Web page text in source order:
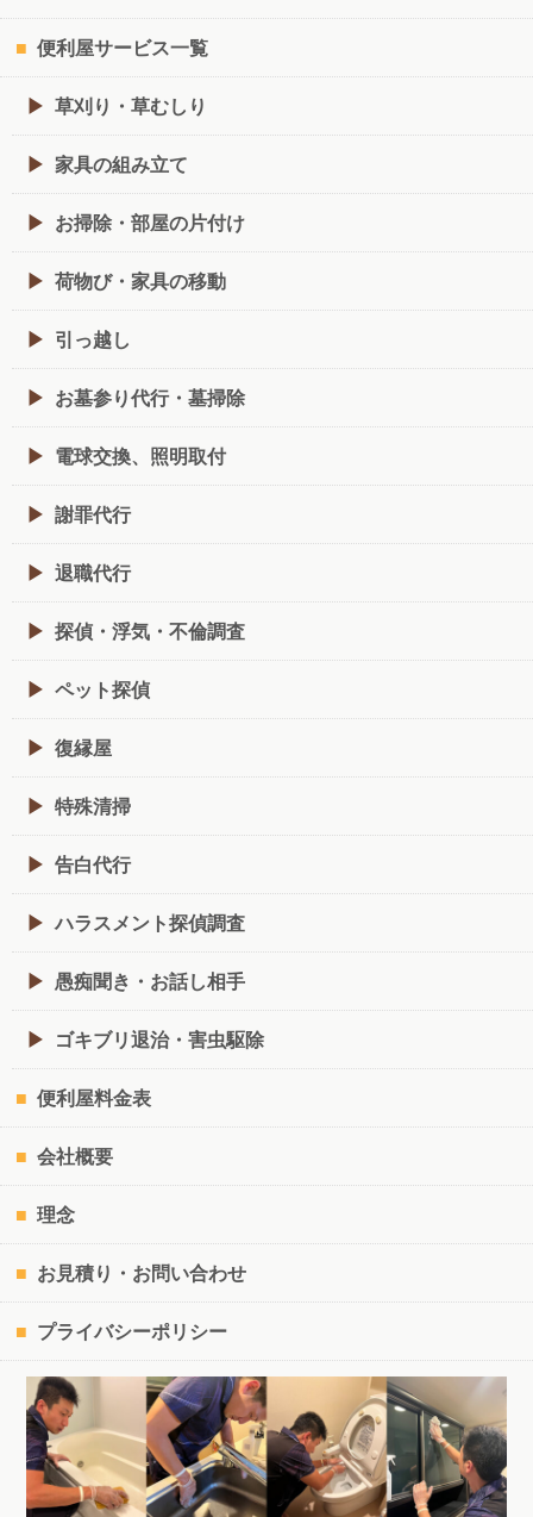
便利屋サービス一覧
草刈り・草むしり
家具の組み立て
お掃除・部屋の片付け
荷物び・家具の移動
引っ越し
お墓参り代行・墓掃除
電球交換、照明取付
謝罪代行
退職代行
探偵・浮気・不倫調査
ペット探偵
復縁屋
特殊清掃
告白代行
ハラスメント探偵調査
愚痴聞き・お話し相手
ゴキブリ退治・害虫駆除
便利屋料金表
会社概要
理念
お見積り・お問い合わせ
プライバシーポリシー